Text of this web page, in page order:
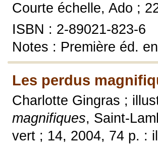
Courte échelle, Ado ;
ISBN : 2-89021-823-6
Notes : Première éd.
Les perdus
Charlotte Gingras ;
magnifiques, Saint-
vert ; 14, 2004, 74 p. :